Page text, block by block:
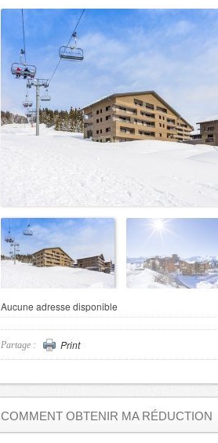
Aucune adresse disponible
Partage : Print
COMMENT OBTENIR MA RÉDUCTION